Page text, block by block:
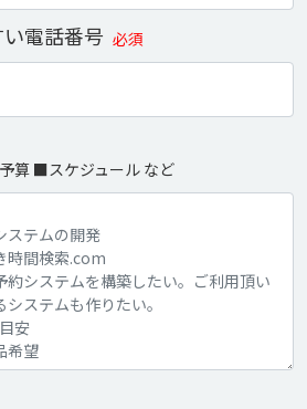
電話番号 必須
算 ■スケジュール など